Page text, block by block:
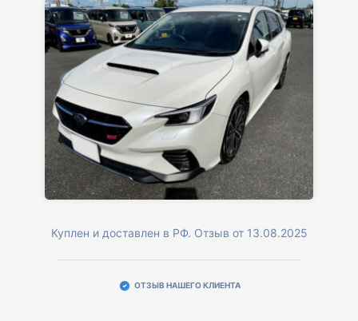
Куплен и доставлен в РФ. Отзыв от 13.08.2025
ОТЗЫВ НАШЕГО КЛИЕНТА